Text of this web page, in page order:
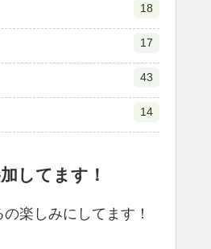
18
17
43
14
してます！
楽しみにしてます！